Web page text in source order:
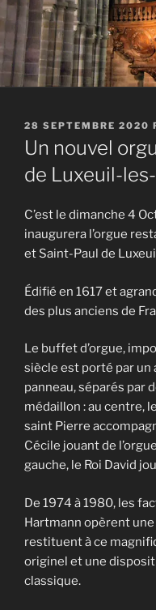
PUBLIÉ
LE
28 SEPTEMBRE 2020
Un nouvel
de Luxeuil-
C’est le dimanche 4
inaugurera l’orgue
et Saint-Paul de
Édifié en 1617 et
des plus anciens de
Le buffet d’orgue,
siècle est porté par un
panneau, séparés par
médaillon : au centre,
saint Pierre
Cécile jouant de
gauche, le Roi David
De 1974 à 1980, les
Hartmann opèrent
restituent à ce
originel et une
classique.